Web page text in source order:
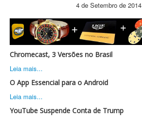
4 de Setembro de 2014
Chromecast, 3 Versões no Brasil
Leia mais...
O App Essencial para o Android
Leia mais...
YouTube Suspende Conta de Trump